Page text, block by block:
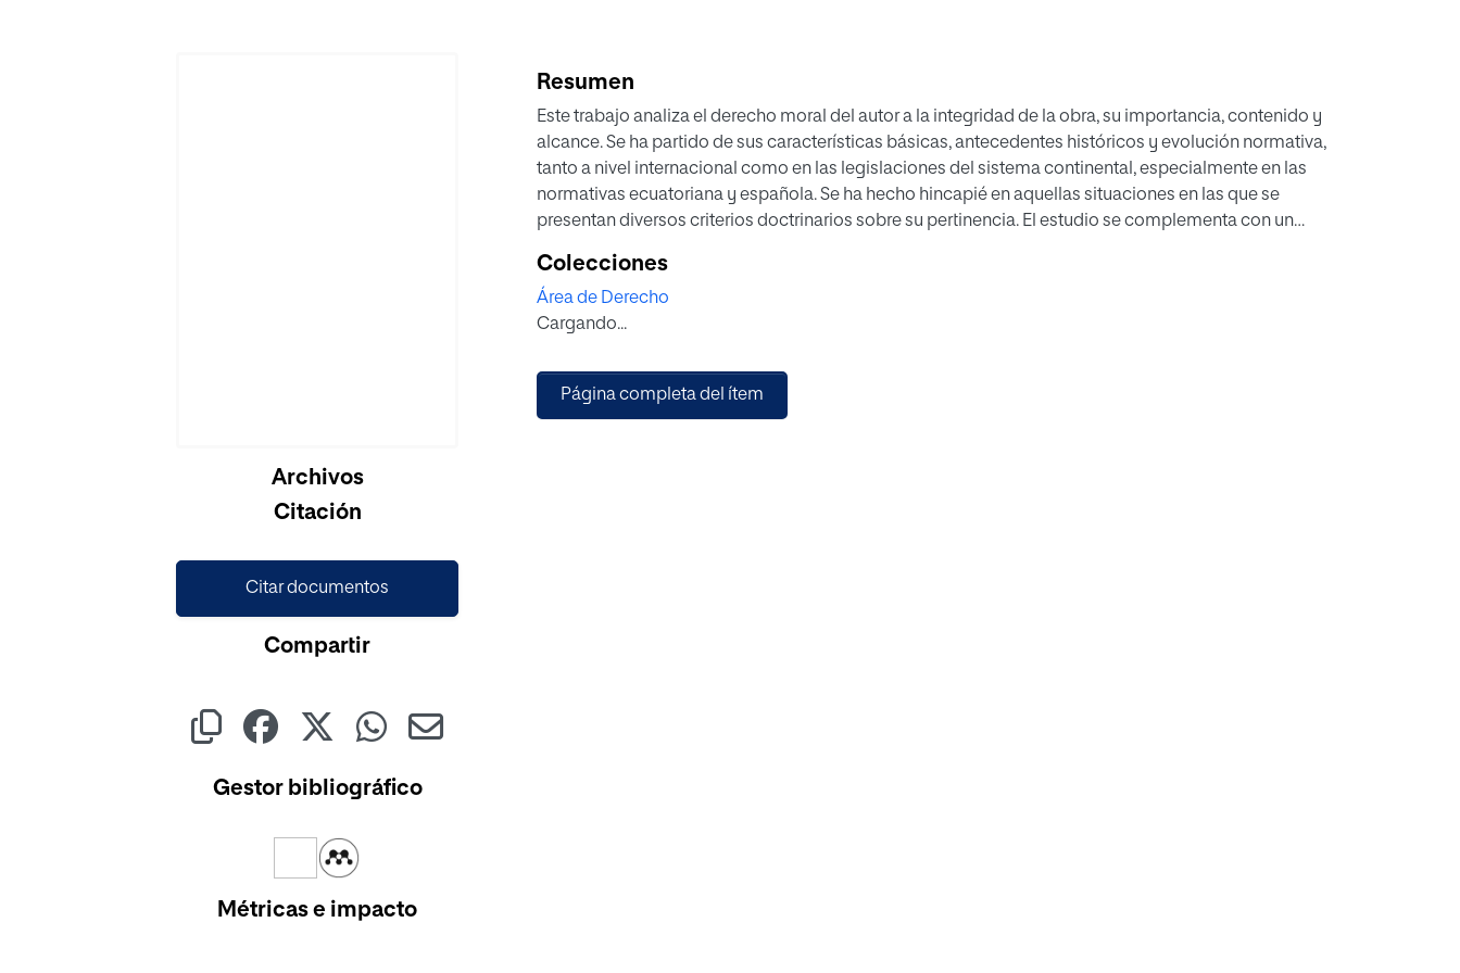
Cargando...
Archivos
Citación
Citar documentos
Compartir
Gestor bibliográfico
Métricas e impacto
Resumen
Este trabajo analiza el derecho moral del autor a la integridad de la obra, su importancia, contenido y
alcance. Se ha partido de sus características básicas, antecedentes históricos y evolución normativa,
tanto a nivel internacional como en las legislaciones del sistema continental, especialmente en las
normativas ecuatoriana y española. Se ha hecho hincapié en aquellas situaciones en las que se
presentan diversos criterios doctrinarios sobre su pertinencia. El estudio se complementa con un
principales obras protegidas por el derecho de autor, tales como obras audiovisuales,
arquitectónicas, literarias, plásticas, publicitarias, entre otras. Además, se ha revisado su transmisión
mortis causa, su necesaria e inmanente perpetuidad y su influencia en los derechos conexos.
Colecciones
Área de Derecho
Cargando...
Página completa del ítem